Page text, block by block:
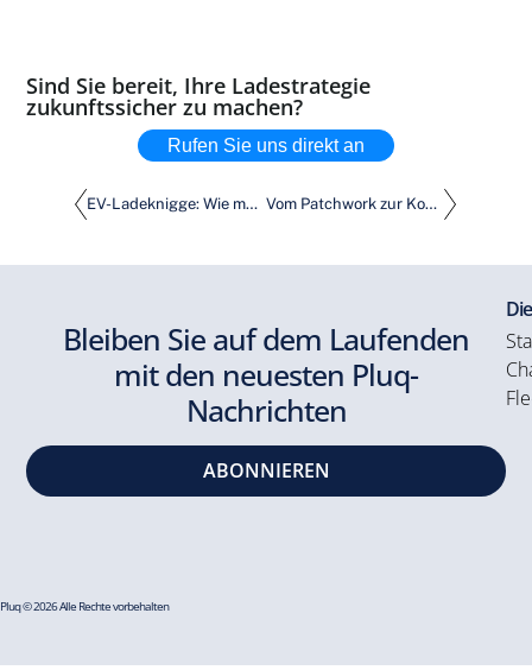
Sind Sie bereit, Ihre Ladestrategie
zukunftssicher zu machen?
Rufen Sie uns direkt an
EV-Ladeknigge: Wie man Ladestationen am Zielort auf die richtige Weise teilt Vom Patchwork zur Kontrolle. Interview mit dem EV-Ladeexperten Niels Stalenberg
Bleiben Sie auf dem Laufenden
mit den neuesten Pluq-
Nachrichten
ABONNIEREN
Pluq © 2026 Alle Rechte vorbehalten